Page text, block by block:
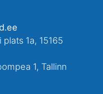
plats 1a, 15165
1, Tallinn